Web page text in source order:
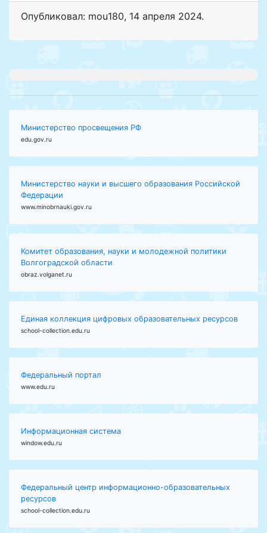
Опубликовал: mou180, 14 апреля 2024.
Министерство просвещения РФ
edu.gov.ru
Министерство науки и высшего образования Российской
Федерации
www.minobrnauki.gov.ru
Комитет образования, науки и молодежной политики
Волгоградской области
obraz.volganet.ru
Единая коллекция цифровых образовательных ресурсов
school-collection.edu.ru
Федеральный портал
www.edu.ru
Информационная система
window.edu.ru
Федеральный центр информационно-образовательных
ресурсов
school-collection.edu.ru